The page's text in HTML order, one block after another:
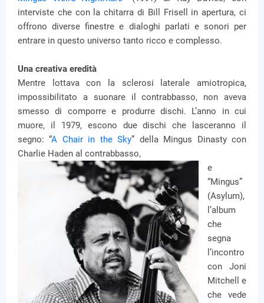
interviste che con la chitarra di Bill Frisell in apertura, ci
offrono diverse finestre e dialoghi parlati e sonori per
entrare in questo universo tanto ricco e complesso.
Una creativa eredità
Mentre lottava con la sclerosi laterale amiotropica,
impossibilitato a suonare il contrabbasso, non aveva
smesso di comporre e produrre dischi. L’anno in cui
muore, il 1979, escono due dischi che lasceranno il
segno: “A Chair in the Sky” della Mingus Dinasty con
Charlie Haden al contrabbasso,
e
“Mingus”
(Asylum),
l’album
che
segna
l’incontro
con Joni
Mitchell e
che vede